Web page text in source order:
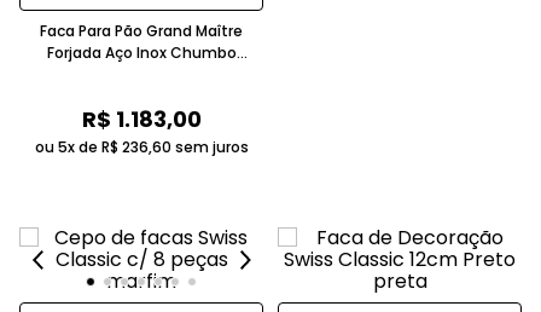
Faca Para Pão Grand Maître
Forjada Aço Inox Chumbo
R$ 1.183,00
ou 5x de R$ 236,60 sem juros